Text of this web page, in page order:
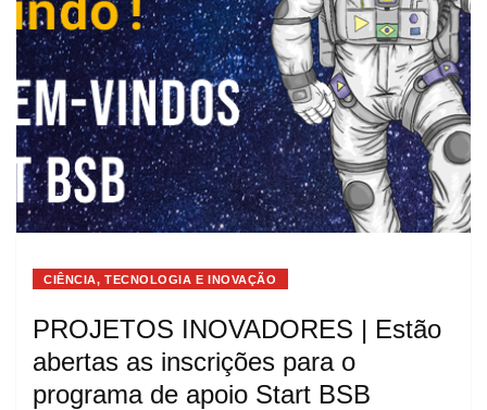
CIÊNCIA, TECNOLOGIA E INOVAÇÃO
PROJETOS INOVADORES | Estão
abertas as inscrições para o
programa de apoio Start BSB